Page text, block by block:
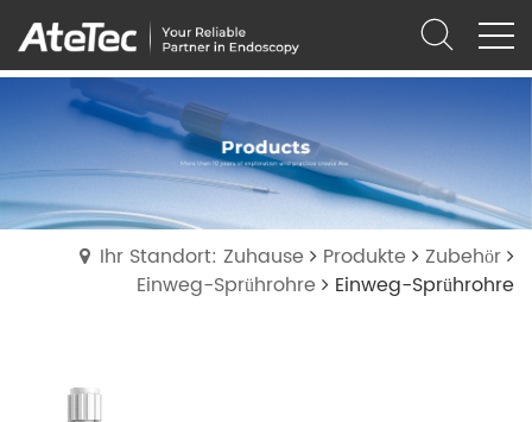
Ihr Standort: Zuhause Produkte
Zubehör
Einweg-Sprührohre
Einweg-Sprührohre